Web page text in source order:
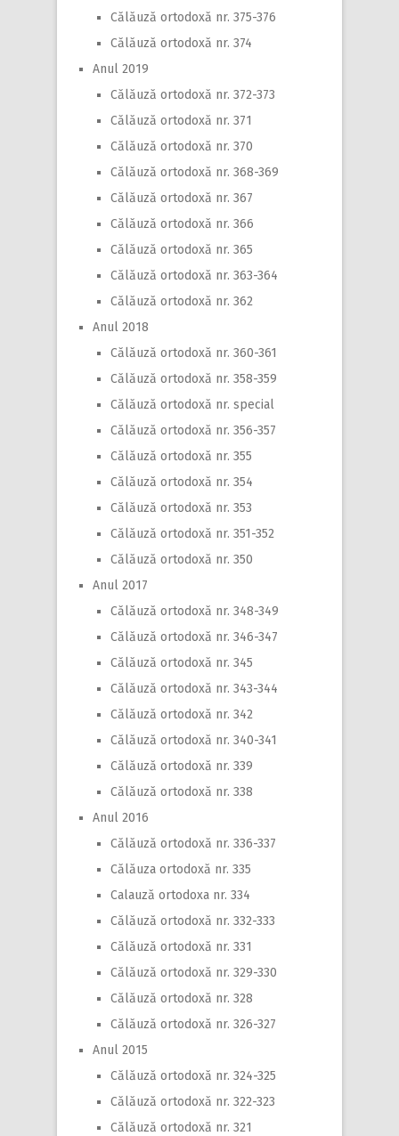
Călăuză ortodoxă nr. 375-376
Călăuză ortodoxă nr. 374
Anul 2019
Călăuză ortodoxă nr. 372-373
Călăuză ortodoxă nr. 371
Călăuză ortodoxă nr. 370
Călăuză ortodoxă nr. 368-369
Călăuză ortodoxă nr. 367
Călăuză ortodoxă nr. 366
Călăuză ortodoxă nr. 365
Călăuză ortodoxă nr. 363-364
Călăuză ortodoxă nr. 362
Anul 2018
Călăuză ortodoxă nr. 360-361
Călăuză ortodoxă nr. 358-359
Călăuză ortodoxă nr. special
Călăuză ortodoxă nr. 356-357
Călăuză ortodoxă nr. 355
Călăuză ortodoxă nr. 354
Călăuză ortodoxă nr. 353
Călăuză ortodoxă nr. 351-352
Călăuză ortodoxă nr. 350
Anul 2017
Călăuză ortodoxă nr. 348-349
Călăuză ortodoxă nr. 346-347
Călăuză ortodoxă nr. 345
Călăuză ortodoxă nr. 343-344
Călăuză ortodoxă nr. 342
Călăuză ortodoxă nr. 340-341
Călăuză ortodoxă nr. 339
Călăuză ortodoxă nr. 338
Anul 2016
Călăuză ortodoxă nr. 336-337
Călăuza ortodoxă nr. 335
Calauză ortodoxa nr. 334
Călăuză ortodoxă nr. 332-333
Călăuză ortodoxă nr. 331
Călăuză ortodoxă nr. 329-330
Călăuză ortodoxă nr. 328
Călăuză ortodoxă nr. 326-327
Anul 2015
Călăuză ortodoxă nr. 324-325
Călăuză ortodoxă nr. 322-323
Călăuză ortodoxă nr. 321